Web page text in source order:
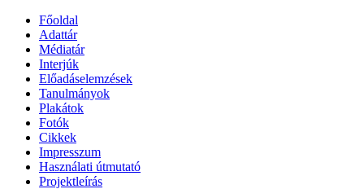
Főoldal
Adattár
Médiatár
Interjúk
Előadáselemzések
Tanulmányok
Plakátok
Fotók
Cikkek
Impresszum
Használati útmutató
Projektleírás